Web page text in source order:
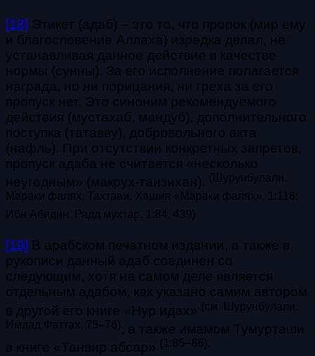
[18] Этикет (адаб) – это то, что пророк (мир ему
и благословение Аллаха) изредка делал, не
устанавливая данное действие в качестве
нормы (сунны). За его исполнение полагается
награда, но ни порицания, ни греха за его
пропуск нет. Это синоним рекомендуемого
действия (мустахаб, мандуб), дополнительного
поступка (татавву), добровольного акта
(нафль). При отсутствии конкретных запретов,
пропуск адаба не считается «несколько
неугодным» (макрух-танзихан). (Шурунбулали.
Мараки фалях, Тахтави. Хашия «Мараки фалях», 1:116;
Ибн Абидин. Радд мухтар, 1:84, 439)
[19] В арабском печатном издании, а также в
рукописи данный адаб соединен со
следующим, хотя на самом деле является
отдельным адабом, как указано самим автором
в другой его книге «Нур идах» (см. Шурунбулали.
Имдад Фаттах, 75–76), а также имамом Тумурташи
в книге «Танвир абсар» (1:85–86).